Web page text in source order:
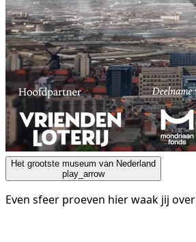
Het grootste museum van Nederland
play_arrow
Even sfeer proeven hier waak jij over